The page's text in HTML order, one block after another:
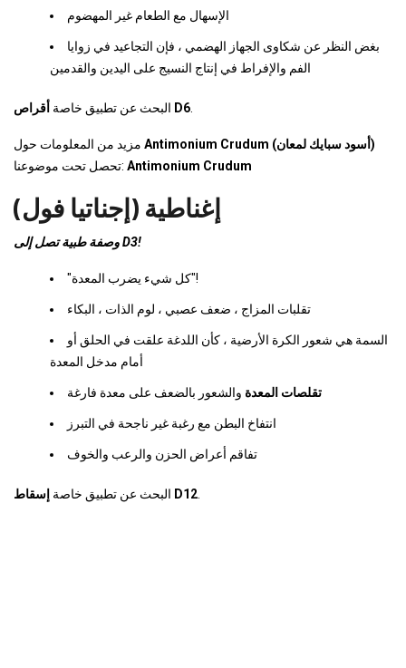
الإسهال مع الطعام غير المهضوم
بغض النظر عن شكاوى الجهاز الهضمي ، فإن التجاعيد في زوايا
الفم والإفراط في إنتاج النسيج على اليدين والقدمين
البحث عن تطبيق خاصة أقراص D6
Antimonium Crudum (أسود سبايك لمعان)
تحصل تحت موضوعنا: Antimonium Crudum
إغناطية (إجناتيا فول)
وصفة طبية تصل إلى D3!
"كل شيء يضرب المعدة"!
تقلبات المزاج ، ضعف عصبي ، لوم الذات ، البكاء
السمة هي شعور الكرة الأرضية ، كأن اللدغة علقت في الحلق أو
أمام مدخل المعدة
تقلصات المعدة والشعور بالضعف على معدة فارغة
انتفاخ البطن مع رغبة غير ناجحة في التبرز
تفاقم أعراض الحزن والرعب والخوف
البحث عن تطبيق خاصة إسقاط D12